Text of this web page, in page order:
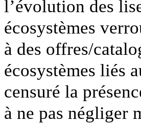
l’évolution des
écosystèmes
à des offres/
écosystèmes liés
censuré la
à ne pas négliger